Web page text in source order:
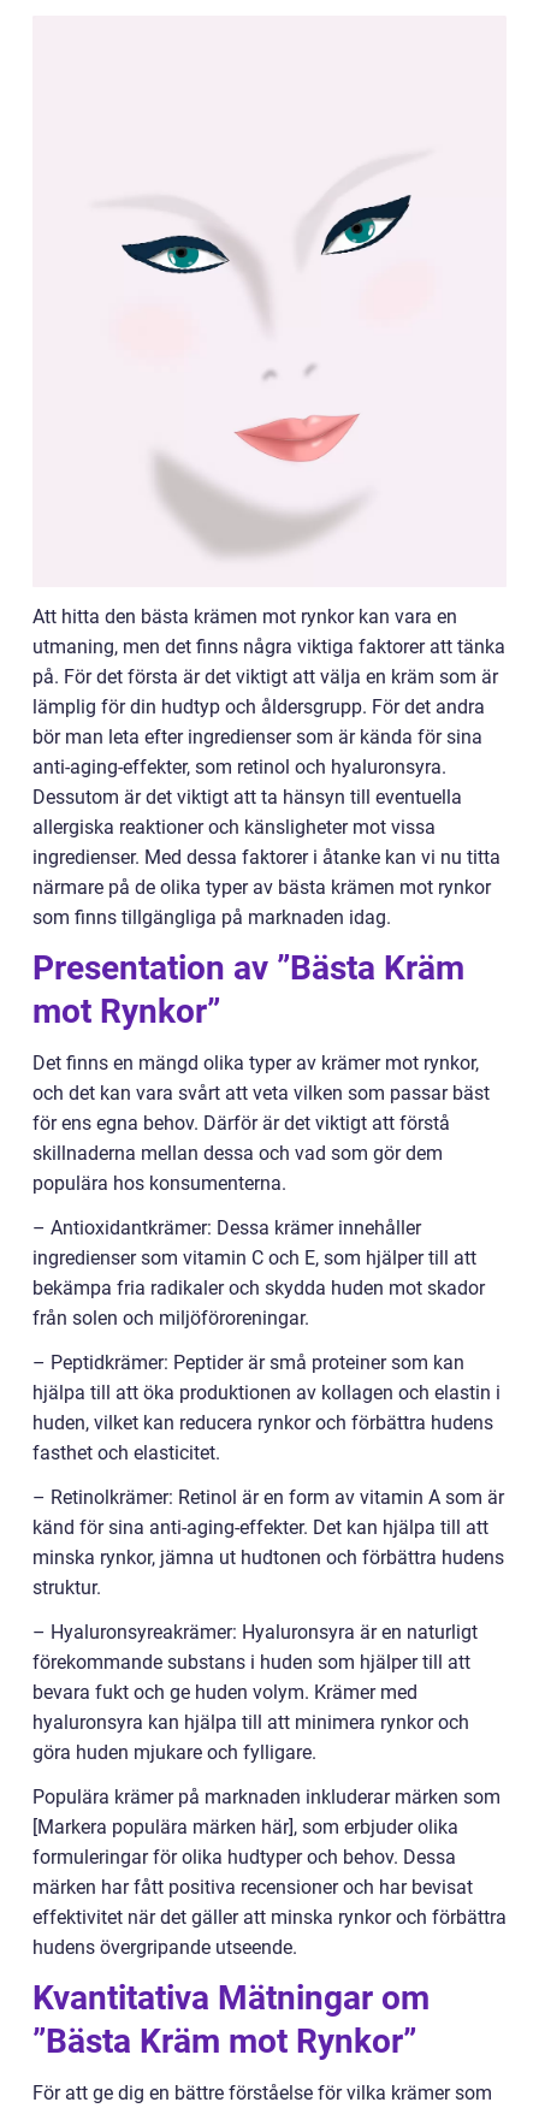
Att hitta den bästa krämen mot rynkor kan vara en
utmaning, men det finns några viktiga faktorer att tänka
på. För det första är det viktigt att välja en kräm som är
lämplig för din hudtyp och åldersgrupp. För det andra
bör man leta efter ingredienser som är kända för sina
anti-aging-effekter, som retinol och hyaluronsyra.
Dessutom är det viktigt att ta hänsyn till eventuella
allergiska reaktioner och känsligheter mot vissa
ingredienser. Med dessa faktorer i åtanke kan vi nu titta
närmare på de olika typer av bästa krämen mot rynkor
som finns tillgängliga på marknaden idag.
Presentation av ”Bästa Kräm
mot Rynkor”
Det finns en mängd olika typer av krämer mot rynkor,
och det kan vara svårt att veta vilken som passar bäst
för ens egna behov. Därför är det viktigt att förstå
skillnaderna mellan dessa och vad som gör dem
populära hos konsumenterna.
– Antioxidantkrämer: Dessa krämer innehåller
ingredienser som vitamin C och E, som hjälper till att
bekämpa fria radikaler och skydda huden mot skador
från solen och miljöföroreningar.
– Peptidkrämer: Peptider är små proteiner som kan
hjälpa till att öka produktionen av kollagen och elastin i
huden, vilket kan reducera rynkor och förbättra hudens
fasthet och elasticitet.
– Retinolkrämer: Retinol är en form av vitamin A som är
känd för sina anti-aging-effekter. Det kan hjälpa till att
minska rynkor, jämna ut hudtonen och förbättra hudens
struktur.
– Hyaluronsyreakrämer: Hyaluronsyra är en naturligt
förekommande substans i huden som hjälper till att
bevara fukt och ge huden volym. Krämer med
hyaluronsyra kan hjälpa till att minimera rynkor och
göra huden mjukare och fylligare.
Populära krämer på marknaden inkluderar märken som
[Markera populära märken här], som erbjuder olika
formuleringar för olika hudtyper och behov. Dessa
märken har fått positiva recensioner och har bevisat
effektivitet när det gäller att minska rynkor och förbättra
hudens övergripande utseende.
Kvantitativa Mätningar om
”Bästa Kräm mot Rynkor”
För att ge dig en bättre förståelse för vilka krämer som